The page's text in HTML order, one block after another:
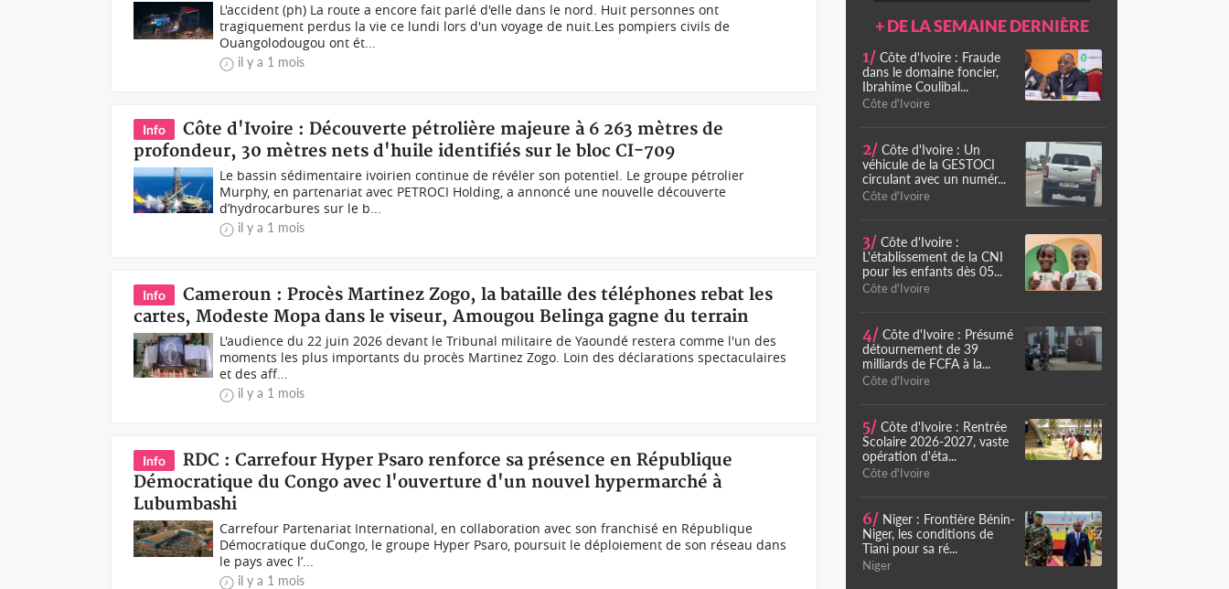
L'accident (ph) La route a encore fait parlé d'elle dans le nord. Huit personnes ont
tragiquement perdus la vie ce lundi lors d'un voyage de nuit.Les pompiers civils de
Ouangolodougou ont ét...
il y a 1 mois
Info
Côte d'Ivoire : Découverte pétrolière majeure à 6 263 mètres de
profondeur, 30 mètres nets d'huile identifiés sur le bloc CI-709
Le bassin sédimentaire ivoirien continue de révéler son potentiel. Le groupe pétrolier
Murphy, en partenariat avec PETROCI Holding, a annoncé une nouvelle découverte
d’hydrocarbures sur le b...
il y a 1 mois
Info
Cameroun : Procès Martinez Zogo, la bataille des téléphones rebat les
cartes, Modeste Mopa dans le viseur, Amougou Belinga gagne du terrain
L'audience du 22 juin 2026 devant le Tribunal militaire de Yaoundé restera comme l'un des
moments les plus importants du procès Martinez Zogo. Loin des déclarations spectaculaires
et des aff...
il y a 1 mois
Info
RDC : Carrefour Hyper Psaro renforce sa présence en République
Démocratique du Congo avec l'ouverture d'un nouvel hypermarché à
Lubumbashi
Carrefour Partenariat International, en collaboration avec son franchisé en République
Démocratique duCongo, le groupe Hyper Psaro, poursuit le déploiement de son réseau dans
le pays avec l’...
il y a 1 mois
+ DE LA SEMAINE DERNIÈRE
1/ Côte d'Ivoire : Fraude
dans le domaine foncier,
Ibrahime Coulibal...
Côte d'Ivoire
2/ Côte d'Ivoire : Un
véhicule de la GESTOCI
circulant avec un numér...
Côte d'Ivoire
3/ Côte d'Ivoire :
L'établissement de la CNI
pour les enfants dès 05...
Côte d'Ivoire
4/ Côte d'Ivoire : Présumé
détournement de 39
milliards de FCFA à la...
Côte d'Ivoire
5/ Côte d'Ivoire : Rentrée
Scolaire 2026-2027, vaste
opération d'éta...
Côte d'Ivoire
6/ Niger : Frontière Bénin-
Niger, les conditions de
Tiani pour sa ré...
Niger